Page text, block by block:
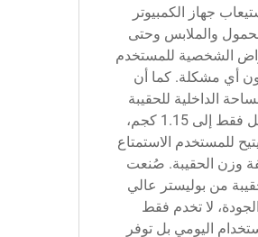
جهاز الكمبيوتر
والملابس وحتى
الشخصية للمستخدم
أي مشكلة. كما أن
الداخلية للحقيبة
تصل فقط إلى 1.15 كجم،
للمستخدم الاستمتاع
وزن الحقيبة. صُنعت
من بوليستر عالي
الجودة، لا تخدم فقط
اليومي بل توفر